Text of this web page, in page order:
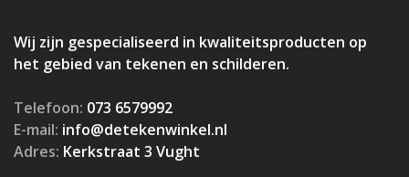
Wij zijn gespecialiseerd in kwaliteitsproducten op
het gebied van tekenen en schilderen.
Telefoon: 073 6579992
E-mail: info@detekenwinkel.nl
Adres: Kerkstraat 3 Vught